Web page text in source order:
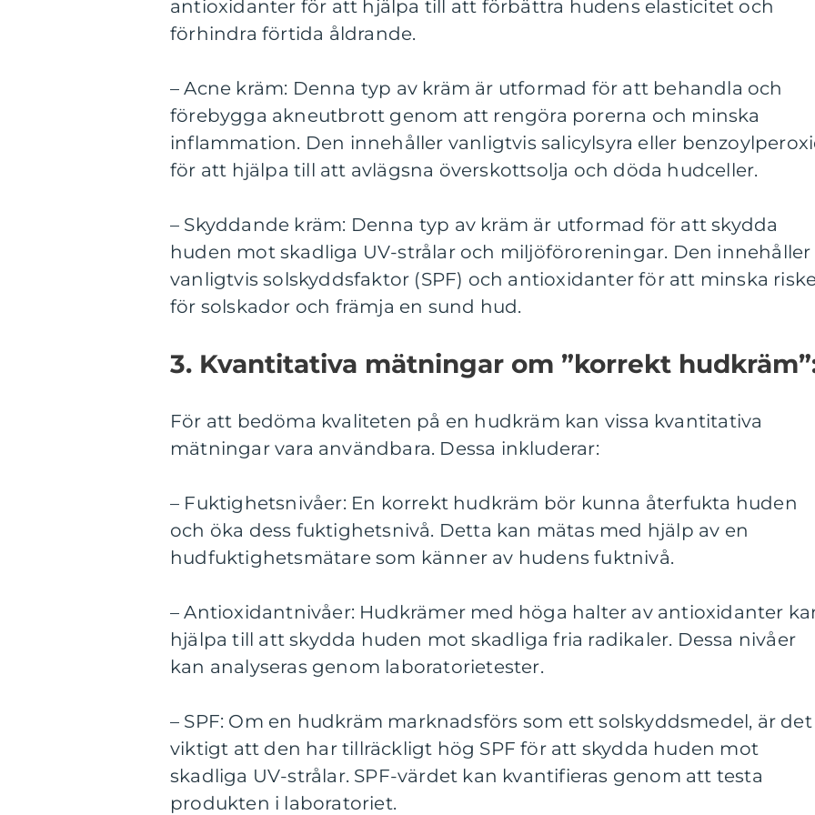
antioxidanter för att hjälpa till att förbättra hudens elasticitet och
förhindra förtida åldrande.
– Acne kräm: Denna typ av kräm är utformad för att behandla och
förebygga akneutbrott genom att rengöra porerna och minska
inflammation. Den innehåller vanligtvis salicylsyra eller
för att hjälpa till att avlägsna överskottsolja och döda hudceller.
– Skyddande kräm: Denna typ av kräm är utformad för att skydda
huden mot skadliga UV-strålar och miljöföroreningar. Den innehåller
vanligtvis solskyddsfaktor (SPF) och antioxidanter för att minska
för solskador och främja en sund hud.
3. Kvantitativa mätningar om ”korrekt
För att bedöma kvaliteten på en hudkräm kan vissa kvantitativa
mätningar vara användbara. Dessa inkluderar:
– Fuktighetsnivåer: En korrekt hudkräm bör kunna återfukta huden
och öka dess fuktighetsnivå. Detta kan mätas med hjälp av en
hudfuktighetsmätare som känner av hudens fuktnivå.
– Antioxidantnivåer: Hudkrämer med höga halter av antioxidanter
hjälpa till att skydda huden mot skadliga fria radikaler. Dessa nivåer
kan analyseras genom laboratorietester.
– SPF: Om en hudkräm marknadsförs som ett solskyddsmedel, är det
viktigt att den har tillräckligt hög SPF för att skydda huden mot
skadliga UV-strålar. SPF-värdet kan kvantifieras genom att testa
produkten i laboratoriet.